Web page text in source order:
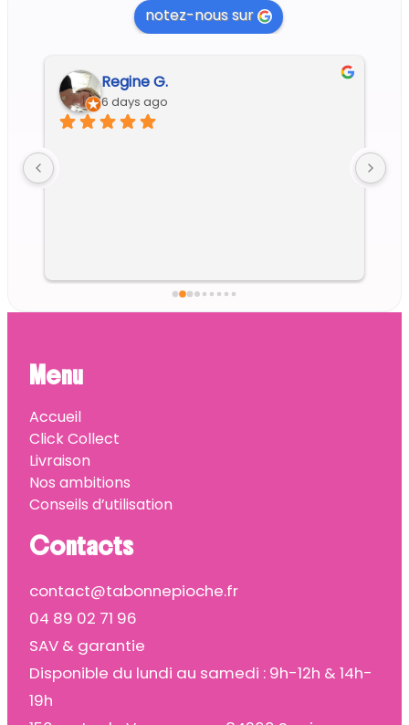
notez-nous sur
Regine G.
6 days ago
Menu
Accueil
Click Collect
Livraison
Nos ambitions
Conseils d’utilisation
Contacts
contact@tabonnepioche.fr
04 89 02 71 96
SAV & garantie
Disponible du lundi au samedi : 9h-12h & 14h-
19h